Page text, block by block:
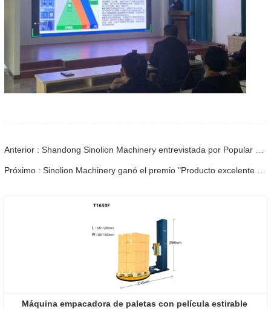
Máquina empacadora de paletas con película estirable